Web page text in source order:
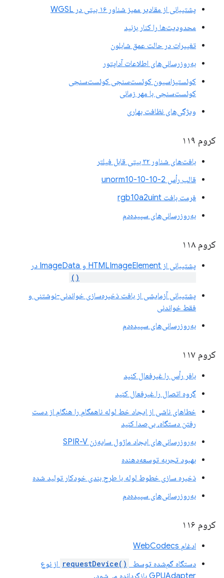
پشتیبانی از مقادیر ممیز شناور ۱۶ بیتی در WGSL
محدودیت‌ها را کنار بزنید
تغییرات در حالت عمق شابلون
به‌روزرسانی‌های اطلاعات آداپتور
کوئستیزاسیون کوئست‌سنجی کوئست‌سنجی
کوئست‌سنجی با مهر زمانی
ویژگی‌های نظافت بهاری
کروم ۱۱۹
بافت‌های شناور ۳۲ بیتی قابل فیلتر
قالب رأس unorm10-10-10-2
فرمت بافت rgb10a2uint
به‌روزرسانی‌های سپیده‌دم
کروم ۱۱۸
پشتیبانی از HTMLImageElement و ImageData در
پشتیبانی آزمایشی از بافت ذخیره‌سازی خواندنی-نوشتنی و
فقط خواندنی
به‌روزرسانی‌های سپیده‌دم
کروم ۱۱۷
بافر رأس را غیرفعال کنید
گروه اتصال را غیرفعال کنید
خطاهای ناشی از ایجاد خط لوله ناهمگام را هنگام از دست
رفتن دستگاه، بی‌صدا کنید
به‌روزرسانی‌های ایجاد ماژول سایه‌زن SPIR-V
بهبود تجربه توسعه‌دهنده
ذخیره سازی خطوط لوله با طرح بندی خودکار تولید شده
به‌روزرسانی‌های سپیده‌دم
کروم ۱۱۶
ادغام WebCodecs
دستگاه گم‌شده توسط
requestDevice() ‎ از نوع
GPUAdapter بازگردانده می‌شود.